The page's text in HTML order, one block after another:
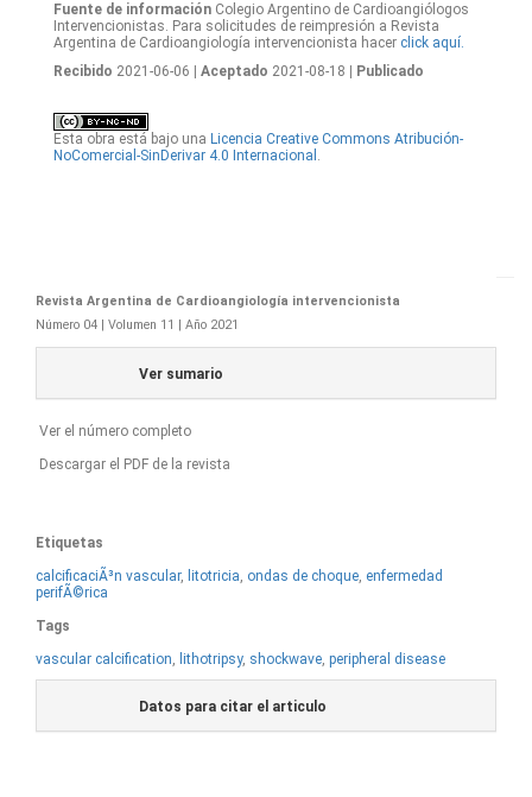
Fuente de información Colegio Argentino de Cardioangiólogos
Intervencionistas. Para solicitudes de reimpresión a Revista
Argentina de Cardioangiología intervencionista hacer click aquí.
Recibido 2021-06-06 | Aceptado 2021-08-18 | Publicado
Esta obra está bajo una Licencia Creative Commons Atribución-
NoComercial-SinDerivar 4.0 Internacional .
Revista Argentina de Cardioangiología intervencionista
Número 04 | Volumen 11 | Año 2021
Ver sumario
Ver el número completo
Descargar el PDF de la revista
Etiquetas
calcificaciÃ³n vascular, litotricia, ondas de choque, enfermedad
perifÃ©rica
Tags
vascular calcification, lithotripsy, shockwave, peripheral disease
Datos para citar el articulo